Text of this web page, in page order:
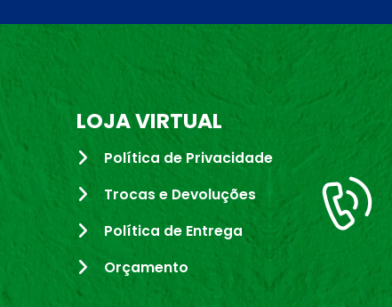
LOJA VIRTUAL
Política de Privacidade
Trocas e Devoluções
Política de Entrega
Orçamento